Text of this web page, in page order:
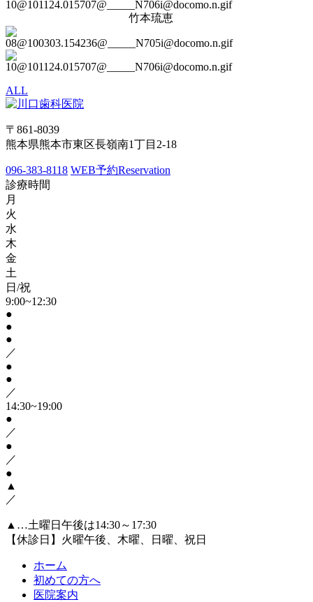
竹本琉恵
ALL
〒861-8039
熊本県熊本市東区長嶺南1丁目2-18
096-383-8118 WEB予約Reservation
診療時間
月
火
水
木
金
土
日/祝
9:00~12:30
●
●
●
／
●
●
／
14:30~19:00
●
／
●
／
●
▲
／
▲…土曜日午後は14:30～17:30
【休診日】火曜午後、木曜、日曜、祝日
ホーム
初めての方へ
医院案内